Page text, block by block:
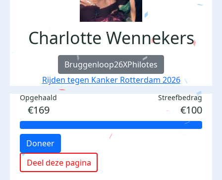
Charlotte Wennekers
Bruggenloop26XPhilotes
Rijden tegen Kanker Rotterdam 2026
Opgehaald
€169
Streefbedrag
€100
Doneer
Deel deze pagina